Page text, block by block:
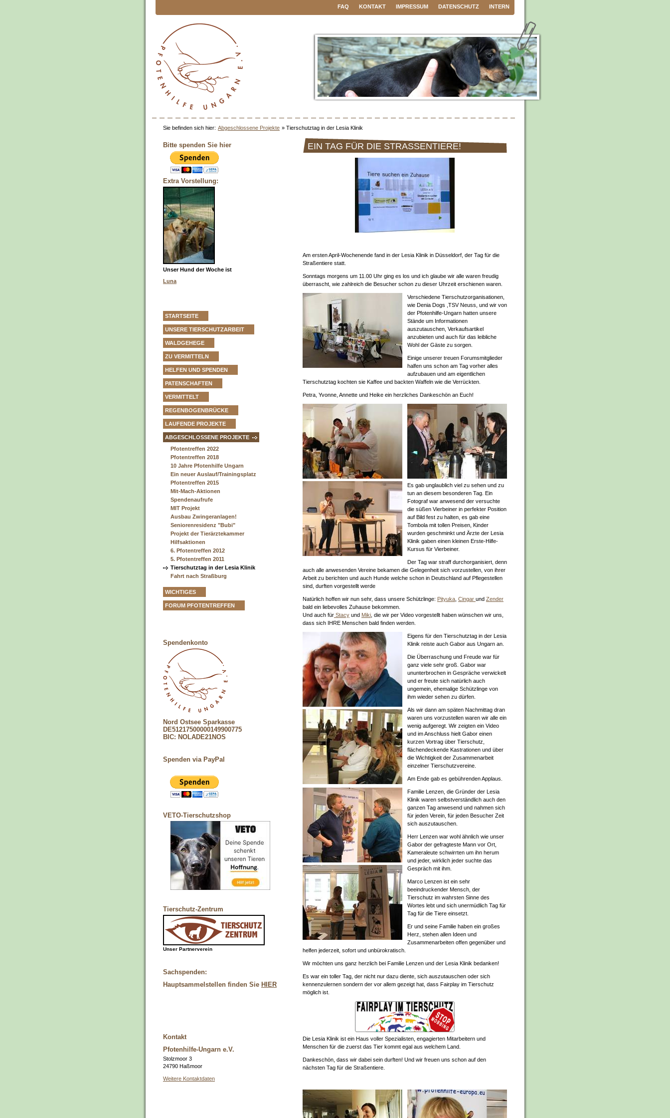
FAQ KONTAKT IMPRESSUM DATENSCHUTZ INTERN
Sie befinden sich hier: Abgeschlossene Projekte » Tierschutztag in der Lesia Klinik
Bitte spenden Sie hier
Extra Vorstellung:
Unser Hund der Woche ist
Luna
STARTSEITE
UNSERE TIERSCHUTZARBEIT
WALDGEHEGE
ZU VERMITTELN
HELFEN UND SPENDEN
PATENSCHAFTEN
VERMITTELT
REGENBOGENBRÜCKE
LAUFENDE PROJEKTE
ABGESCHLOSSENE PROJEKTE
Pfotentreffen 2022
Pfotentreffen 2018
10 Jahre Pfotenhilfe Ungarn
Ein neuer Auslauf/Trainingsplatz
Pfotentreffen 2015
Mit-Mach-Aktionen
Spendenaufrufe
MIT Projekt
Ausbau Zwingeranlagen!
Seniorenresidenz "Bubi"
Projekt der Tierärztekammer
Hilfsaktionen
6. Pfotentreffen 2012
5. Pfotentreffen 2011
Tierschutztag in der Lesia Klinik
Fahrt nach Straßburg
WICHTIGES
FORUM PFOTENTREFFEN
Spendenkonto
Nord Ostsee Sparkasse
DE51217500000149900775
BIC: NOLADE21NOS
Spenden via PayPal
VETO-Tierschutzshop
Tierschutz-Zentrum
Unser Partnerverein
Sachspenden:
Hauptsammelstellen finden Sie HIER
Kontakt
Pfotenhilfe-Ungarn e.V.
Stolzmoor 3
24790 Haßmoor
Weitere Kontaktdaten
EIN TAG FÜR DIE STRASSENTIERE!
Am ersten April-Wochenende fand in der Lesia Klinik in Düsseldorf, der Tag für die
Straßentiere statt.
Sonntags morgens um 11.00 Uhr ging es los und ich glaube wir alle waren freudig
überrascht, wie zahlreich die Besucher schon zu dieser Uhrzeit erschienen waren.
Verschiedene Tierschutzorganisationen,
wie Denia Dogs ,TSV Neuss, und wir von
der Pfotenhilfe-Ungarn hatten unsere
Stände um Informationen
auszutauschen, Verkaufsartikel
anzubieten und auch für das leibliche
Wohl der Gäste zu sorgen.
Einige unserer treuen Forumsmitglieder
halfen uns schon am Tag vorher alles
aufzubauen und am eigentlichen
Tierschutztag kochten sie Kaffee und backten Waffeln wie die Verrückten.
Petra, Yvonne, Annette und Heike ein herzliches Dankeschön an Euch!
Es gab unglaublich viel zu sehen und zu
tun an diesem besonderen Tag. Ein
Fotograf war anwesend der versuchte
die süßen Vierbeiner in perfekter Position
auf Bild fest zu halten, es gab eine
Tombola mit tollen Preisen, Kinder
wurden geschminkt und Ärzte der Lesia
Klinik gaben einen kleinen Erste-Hilfe-
Kursus für Vierbeiner.
Der Tag war straff durchorganisiert, denn
auch alle anwesenden Vereine bekamen die Gelegenheit sich vorzustellen, von ihrer
Arbeit zu berichten und auch Hunde welche schon in Deutschland auf Pflegestellen
sind, durften vorgestellt werde
Natürlich hoffen wir nun sehr, dass unsere Schützlinge: Pityuka Cingar und Zender
bald ein liebevolles Zuhause bekommen.
Und auch für Stacy und Miki , die wir per Video vorgestellt haben wünschen wir uns,
dass sich IHRE Menschen bald finden werden.
Eigens für den Tierschutztag in der Lesia
Klinik reiste auch Gabor aus Ungarn an.
Die Überraschung und Freude war für
ganz viele sehr groß. Gabor war
ununterbrochen in Gespräche verwickelt
und er freute sich natürlich auch
ungemein, ehemalige Schützlinge von
ihm wieder sehen zu dürfen.
Als wir dann am späten Nachmittag dran
waren uns vorzustellen waren wir alle ein
wenig aufgeregt. Wir zeigten ein Video
und im Anschluss hielt Gabor einen
kurzen Vortrag über Tierschutz,
flächendeckende Kastrationen und über
die Wichtigkeit der Zusammenarbeit
einzelner Tierschutzvereine.
Am Ende gab es gebührenden Applaus.
Familie Lenzen, die Gründer der Lesia
Klinik waren selbstverständlich auch den
ganzen Tag anwesend und nahmen sich
für jeden Verein, für jeden Besucher Zeit
sich auszutauschen.
Herr Lenzen war wohl ähnlich wie unser
Gabor der gefragteste Mann vor Ort,
Kameraleute schwirrten um ihn herum
und jeder, wirklich jeder suchte das
Gespräch mit ihm.
Marco Lenzen ist ein sehr
beeindruckender Mensch, der
Tierschutz im wahrsten Sinne des
Wortes lebt und sich unermüdlich Tag für
Tag für die Tiere einsetzt.
Er und seine Familie haben ein großes
Herz, stehen allen Ideen und
Zusammenarbeiten offen gegenüber und
helfen jederzeit, sofort und unbürokratisch.
Wir möchten uns ganz herzlich bei Familie Lenzen und der Lesia Klinik bedanken!
Es war ein toller Tag, der nicht nur dazu diente, sich auszutauschen oder sich
kennenzulernen sondern der vor allem gezeigt hat, dass Fairplay im Tierschutz
möglich ist.
Die Lesia Klinik ist ein Haus voller Spezialisten, engagierten Mitarbeitern und
Menschen für die zuerst das Tier kommt egal aus welchem Land.
Dankeschön, dass wir dabei sein durften! Und wir freuen uns schon auf den
nächsten Tag für die Straßentiere.